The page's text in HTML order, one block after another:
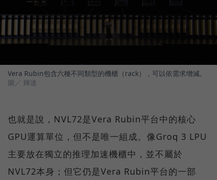
Vera Rubin包含六種不同類型的機櫃（rack），可以依需求增減。
圖／ 輝達
也就是說，NVL72是Vera Rubin平台中的核心
GPU運算單位，但不是唯一組成。像Groq 3 LPU
主要放在獨立的推理加速機櫃中，並不屬於
NVL72本身；但它仍是Vera Rubin平台的一部